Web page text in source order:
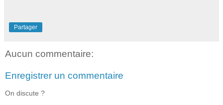
Partager
Aucun commentaire:
Enregistrer un commentaire
On discute ?